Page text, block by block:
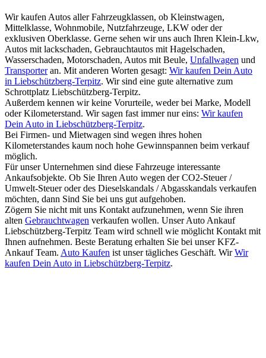
Wir kaufen Autos aller Fahrzeugklassen, ob Kleinstwagen,
Mittelklasse, Wohnmobile, Nutzfahrzeuge, LKW oder der
exklusiven Oberklasse. Gerne sehen wir uns auch Ihren Klein-Lkw,
Autos mit lackschaden, Gebrauchtautos mit Hagelschaden,
Wasserschaden, Motorschaden, Autos mit Beule, Unfallwagen und
Transporteran. Mit anderen Worten gesagt: Wir kaufen Dein Auto
in Liebschützberg-Terpitz. Wir sind eine gute alternative zum
Schrottplatz Liebschützberg-Terpitz.
Außerdem kennen wir keine Vorurteile, weder bei Marke, Modell
oder Kilometerstand. Wir sagen fast immer nur eins: Wir kaufen
Dein Auto in Liebschützberg-Terpitz.
Bei Firmen- und Mietwagen sind wegen ihres hohen
Kilometerstandes kaum noch hohe Gewinnspannen beim verkauf
möglich.
Für unser Unternehmen sind diese Fahrzeuge interessante
Ankaufsobjekte. Ob Sie Ihren Auto wegen der CO2-Steuer /
Umwelt-Steuer oder des Dieselskandals / Abgasskandals verkaufen
möchten, dann Sind Sie bei uns gut aufgehoben.
Zögern Sie nicht mit uns Kontakt aufzunehmen, wenn Sie ihren
alten Gebrauchtwagen verkaufen wollen. Unser Auto Ankauf
Liebschützberg-Terpitz Team wird schnell wie möglicht Kontakt mit
Ihnen aufnehmen. Beste Beratung erhalten Sie bei unser KFZ-
Ankauf Team. Auto Kaufen ist unser tägliches Geschäft. WirWir
kaufen Dein Auto in Liebschützberg-Terpitz.